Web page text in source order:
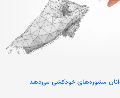
مشوره‌های خودکشی می‌دهد